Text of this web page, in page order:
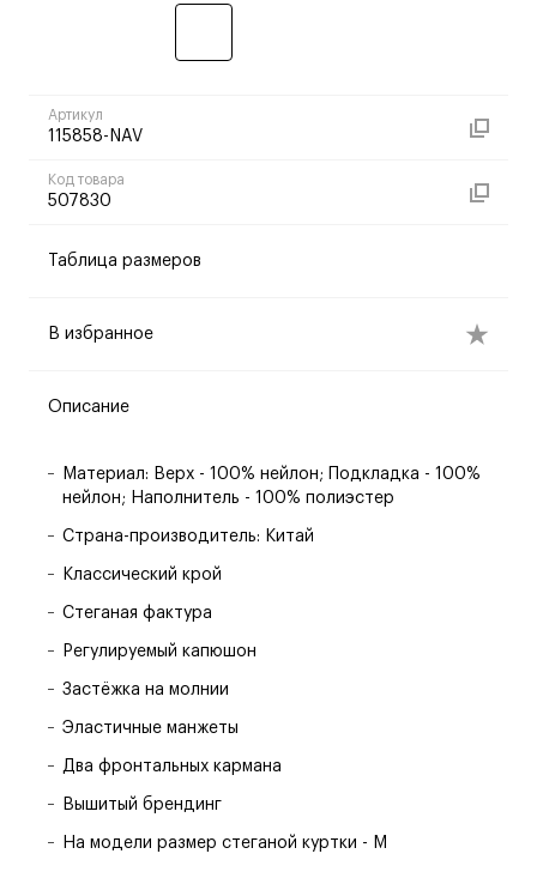
Артикул
115858-NAV
Код товара
507830
Таблица размеров
В избранное
Описание
Материал: Верх - 100% нейлон; Подкладка - 100%
нейлон; Наполнитель - 100% полиэстер
Страна-производитель: Китай
Классический крой
Стеганая фактура
Регулируемый капюшон
Застёжка на молнии
Эластичные манжеты
Два фронтальных кармана
Вышитый брендинг
На модели размер стеганой куртки - M